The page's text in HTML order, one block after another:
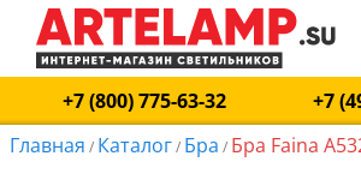
+7 (800) 775-63-32
+7
Главная / Каталог/ Бра / Бра Faina